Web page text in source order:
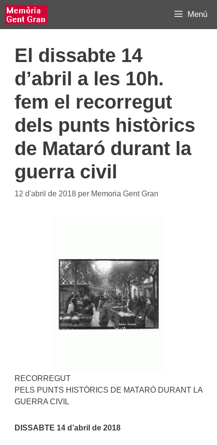
Vés
contingut
Menú
El dissabte 14
d’abril a les 10h.
fem el recorregut
dels punts històrics
de Mataró durant la
guerra civil
12 d'abril de 2018 per Memoria Gent Gran
RECORREGUT
PELS PUNTS HISTÒRICS DE MATARÓ DURANT LA
GUERRA CIVIL
DISSABTE 14 d’abril de 2018